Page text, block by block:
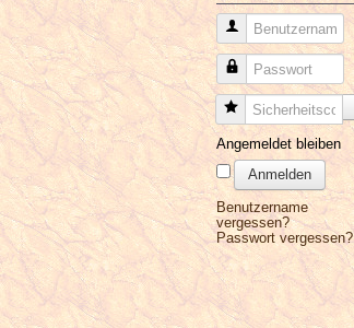
Benutzername
Passwort
Sicherheitscode
Angemeldet bleiben
Anmelden
Benutzername
vergessen?
Passwort vergessen?